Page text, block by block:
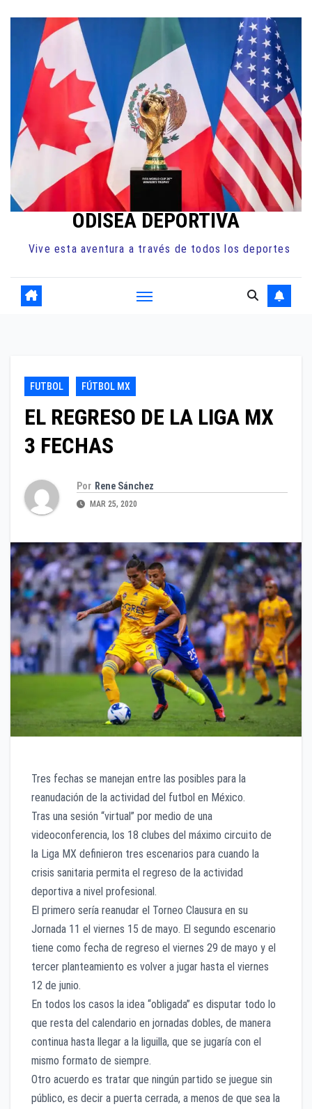
contenido
ODISEA DEPORTIVA
Vive esta aventura a través de todos los deportes
FUTBOL FÚTBOL MX
EL REGRESO DE LA LIGA MX
3 FECHAS
Por Rene Sánchez
MAR 25, 2020
Tres fechas se manejan entre las posibles para la
reanudación de la actividad del futbol en México.
Tras una sesión “virtual” por medio de una
videoconferencia, los 18 clubes del máximo circuito de
la Liga MX definieron tres escenarios para cuando la
crisis sanitaria permita el regreso de la actividad
deportiva a nivel profesional.
El primero sería reanudar el Torneo Clausura en su
Jornada 11 el viernes 15 de mayo. El segundo escenario
tiene como fecha de regreso el viernes 29 de mayo y el
tercer planteamiento es volver a jugar hasta el viernes
12 de junio.
En todos los casos la idea “obligada” es disputar todo lo
que resta del calendario en jornadas dobles, de manera
continua hasta llegar a la liguilla, que se jugaría con el
mismo formato de siempre.
Otro acuerdo es tratar que ningún partido se juegue sin
público, es decir a puerta cerrada, a menos de que sea la